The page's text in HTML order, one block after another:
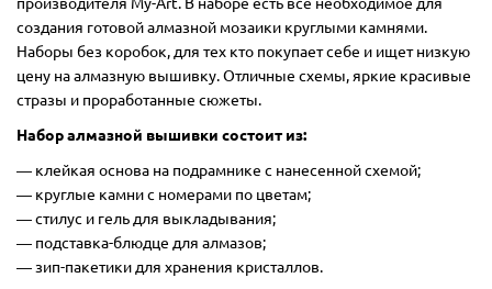
создания готовой алмазной мозаики круглыми камнями.
Наборы без коробок, для тех кто покупает себе и ищет низкую
цену на алмазную вышивку. Отличные схемы, яркие красивые
стразы и проработанные сюжеты.
Набор алмазной вышивки состоит из:
― клейкая основа на подрамнике с нанесенной схемой;
― круглые камни с номерами по цветам;
― стилус и гель для выкладывания;
― подставка-блюдце для алмазов;
― зип-пакетики для хранения кристаллов.